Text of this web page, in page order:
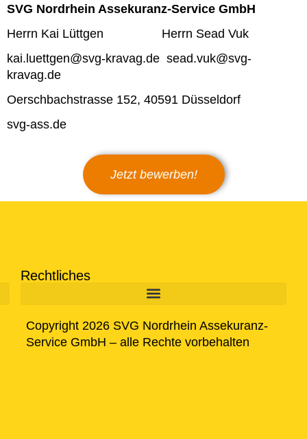
SVG Nordrhein Assekuranz-Service GmbH
Herrn Kai Lüttgen Herrn Sead Vuk
kai.luettgen@svg-kravag.de sead.vuk@svg-
kravag.de
Oerschbachstrasse 152, 40591 Düsseldorf
svg-ass.de
Jetzt bewerben!
Rechtliches
Copyright 2026 SVG Nordrhein Assekuranz-
Service GmbH – alle Rechte vorbehalten